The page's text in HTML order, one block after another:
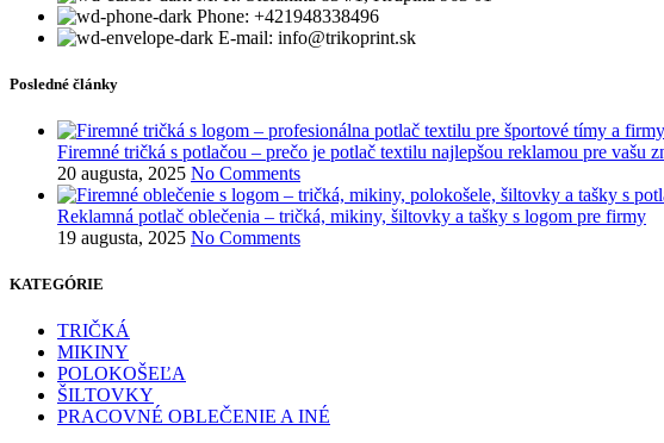
Phone: +421948338496
E-mail: info@trikoprint.sk
Posledné články
Firemné tričká s potlačou – prečo je potlač textilu najlepšou reklamou pre vašu
20 augusta, 2025 No Comments
Reklamná potlač oblečenia – tričká, mikiny, šiltovky a tašky s logom pre firmy
19 augusta, 2025 No Comments
KATEGÓRIE
TRIČKÁ
MIKINY
POLOKOŠEĽA
ŠILTOVKY
PRACOVNÉ OBLEČENIE A INÉ